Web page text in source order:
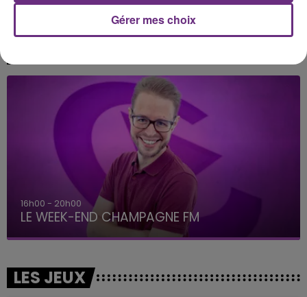
Save Me Tonight Wherever You Will Go
16h00 - 20h00
LE WEEK-END CHAMPAGNE FM
LES JEUX
Gérer mes choix